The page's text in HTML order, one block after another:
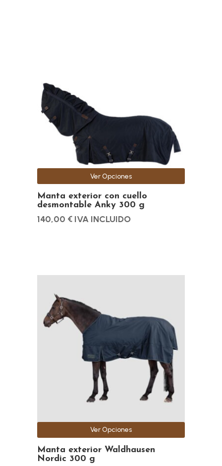
Manta exterior con cuello
desmontable Anky 300 g
140,00 € IVA INCLUIDO
Ver Opciones
Las
opciones
pueden
la
página
de
producto
Manta exterior Waldhausen
Nordic 300 g
Ver Opciones
producto
tiene
múltiples
la
página
de
producto